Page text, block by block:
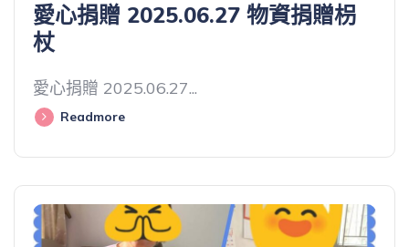
愛心捐贈 2025.06.27 物資捐贈枴
杖
愛心捐贈 2025.06.27...
Readmore